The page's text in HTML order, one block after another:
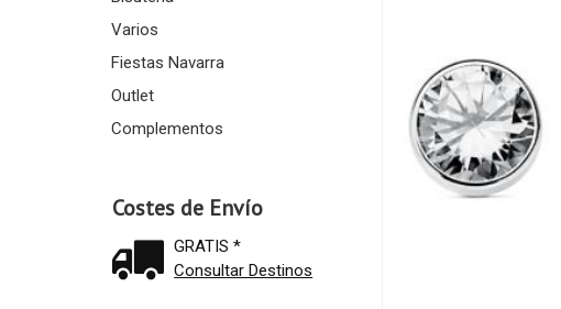
Varios
Fiestas Navarra
Outlet
Complementos
Costes de Envío
GRATIS *
Consultar Destinos